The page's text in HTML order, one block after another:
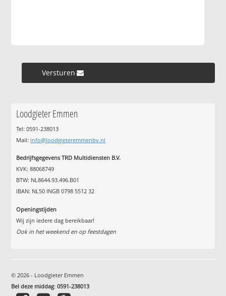
Versturen »
Loodgieter Emmen
Tel: 0591-238013
Mail: info@loodgieteremmenbv.nl
Bedrijfsgegevens TRD Multidiensten B.V.
KVK: 88068749
BTW: NL8644.93.496.B01
IBAN: NL50 INGB 0798 5512 32
Openingstijden
Wij zijn iedere dag bereikbaar!
Ook in het weekend en op feestdagen
© 2026 - Loodgieter Emmen
Bel deze middag:0591-238013